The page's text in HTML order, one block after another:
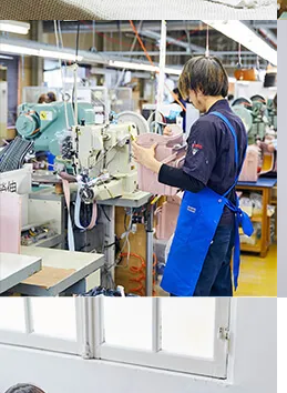
上品さと落ち着きを
洗練されたモード感
モダンなエッセンス
す。